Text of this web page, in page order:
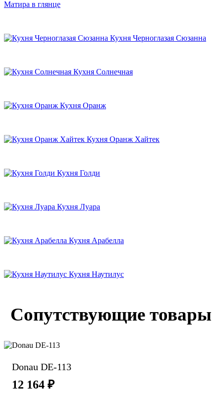
Матира в глянце
Кухня Черноглазая Сюзанна
Кухня Солнечная
Кухня Оранж
Кухня Оранж Хайтек
Кухня Голди
Кухня Луара
Кухня Арабелла
Кухня Наутилус
Сопутствующие товары
Donau DE-113
12 164 ₽